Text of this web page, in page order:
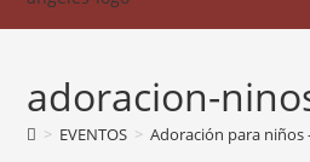
adoracion-
> EVENTOS > Adoración para niños